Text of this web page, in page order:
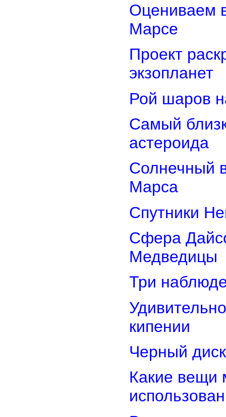
Оцениваем
Марсе
Проект
экзопланет
Рой шаров
Самый
астероида
Солнечный
Марса
Спутники
Сфера
Медведицы
Три
кипении
Черный
Какие вещи